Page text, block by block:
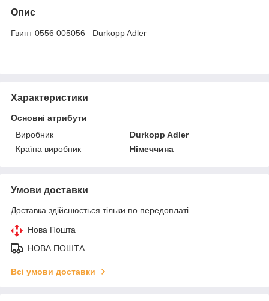
Опис
Гвинт 0556 005056 Durkopp Adler
Характеристики
Основні атрибути
Виробник
Durkopp Adler
Країна виробник
Німеччина
Умови доставки
Доставка здійснюється тільки по передоплаті.
Нова Пошта
НОВА ПОШТА
Всі умови доставки